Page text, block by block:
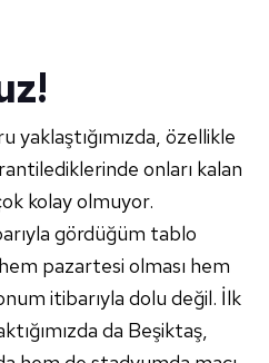
yaklaştığımızda, özellikle
onları kalan
kolay olmuyor.
gördüğüm tablo
pazartesi olması hem
itibarıyla dolu değil. İlk
da Beşiktaş,